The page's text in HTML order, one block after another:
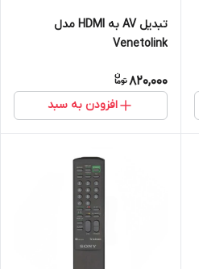
تبدیل AV به HDMI مدل
Venetolink
820,000
افزودن به سبد